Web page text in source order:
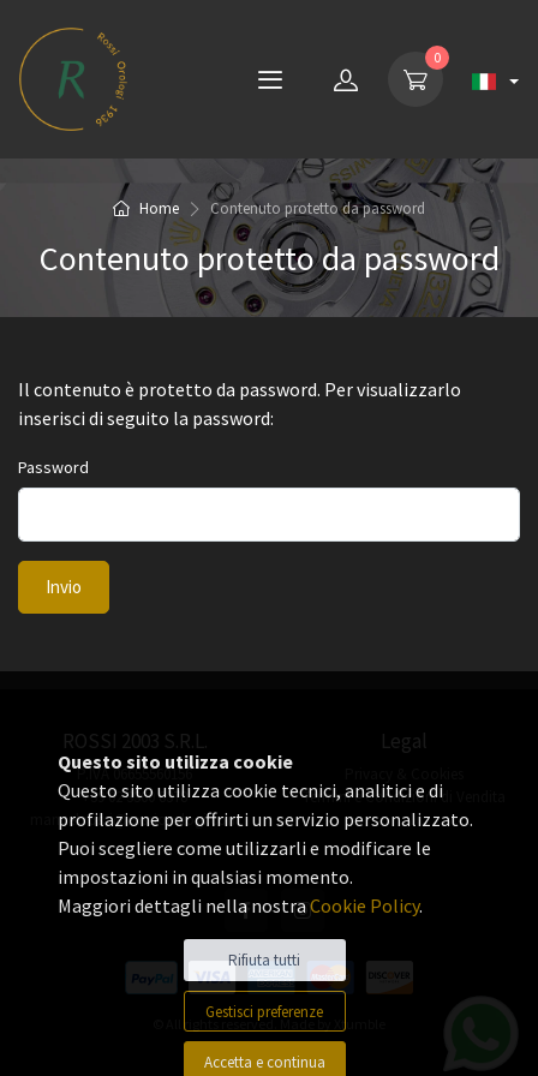
0
Home Contenuto protetto da password
Contenuto protetto da password
Il contenuto è protetto da password. Per visualizzarlo
inserisci di seguito la password:
Password
Invio
ROSSI 2003 S.R.L.
P.IVA 06655560156
+39 02 3360 8378
manuel.rossi@rossiorologi.com
Legal
Termini e Condizioni di Vendita
© All rights reserved. Made by
Questo sito utilizza cookie
Questo sito utilizza cookie tecnici, analitici e di
profilazione per offrirti un servizio personalizzato.
Puoi scegliere come utilizzarli e modificare le
impostazioni in qualsiasi momento.
Maggiori dettagli nella nostraCookie Policy.
Rifiuta tutti
Gestisci preferenze
Accetta e continua